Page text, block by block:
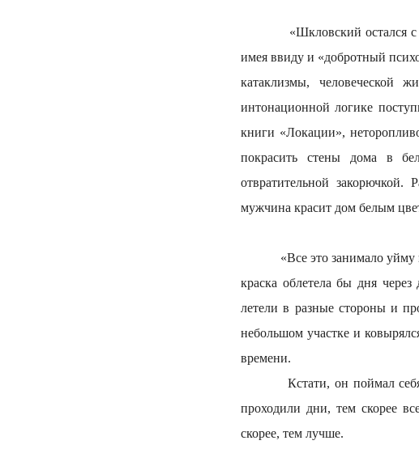
«Шкловский остался с
имея ввиду и «добротный
катаклизмы, человеческой
интонационной логике
книги «Локации»,
покрасить стены дома в
отвратительной закорючкой.
мужчина красит дом белым
«Все это занимало уйму
краска облетела бы дня
летели в разные стороны и
небольшом участке и
времени.
Кстати, он поймал себя на
проходили дни, тем скорее
скорее, тем лучше.